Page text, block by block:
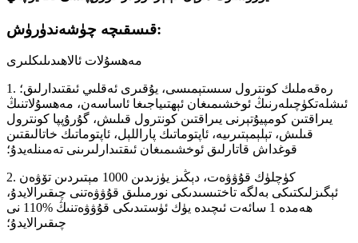
قىسقىچە چۈشەندۈرۈش:
مەھسۇلات ئالاھىدىلىكلىرى
1. رەقەملىك كونترول سىستېمىسى، يۇقىرى ئەقلىي ئىقتىدارلىق؛
ئىشلەتكۈچىلەرنىڭ ئوخشىمىغان ئېھتىياجىغا ئاساسەن، مەھسۇلاتنىڭ
يىراقتىن كومپيۇتېرنى يىراقتىن كونترول قىلىش، گۇرۇپپا كونترول
قىلىش، تېلېمېتىرىيە، ئاپتوماتىك پاراللېل، ئاپتوماتىك خاتالىقتىن
قوغداش قاتارلىق ئوخشىمىغان ئىقتىدارلىرىنى تەمىنلەيدۇ؛
2. كۈچلۈك قۇۋۋەت، دېڭىز يۈزىدىن 1000 مېتىردىن تۆۋەن
ئېگىزلىكتىكى بەلگە تاختىسىدىكى نورمىلىق قۇۋۋەتنى چىقىرالايدۇ،
ھەمدە 1 سائەت ئىچىدە يۈك ئۈستىدىكى قۇۋۋەتنىڭ %110 نى
چىقىرالايدۇ؛